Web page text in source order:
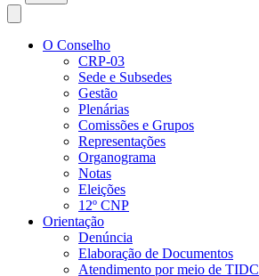
O Conselho
CRP-03
Sede e Subsedes
Gestão
Plenárias
Comissões e Grupos
Representações
Organograma
Notas
Eleições
12º CNP
Orientação
Denúncia
Elaboração de Documentos
Atendimento por meio de TIDC